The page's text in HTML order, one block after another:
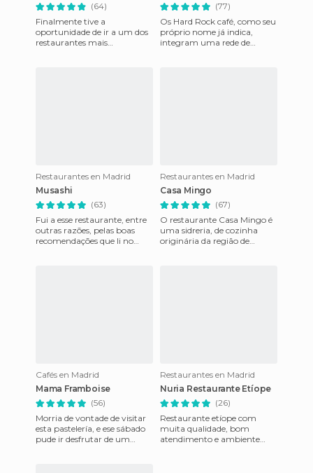
(64)
Finalmente tive a
oportunidade de ir a um dos
restaurantes mais
(77)
Os Hard Rock café, como seu
próprio nome já indica,
integram uma rede de
Restaurantes en Madrid
Musashi
(63)
Fui a esse restaurante, entre
outras razões, pelas boas
recomendações que li no
Restaurantes en Madrid
Casa Mingo
(67)
O restaurante Casa Mingo é
uma sidreria, de cozinha
originária da região de
Cafés en Madrid
Mama Framboise
(56)
Morria de vontade de visitar
esta pastelería, e ese sábado
pude ir desfrutar de um
Restaurantes en Madrid
Nuria Restaurante Etíope
(26)
Restaurante etíope com
muita qualidade, bom
atendimento e ambiente